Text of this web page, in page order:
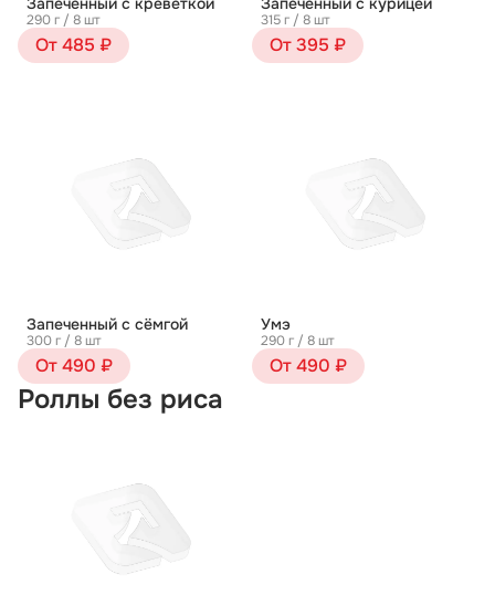
290 г / 8 шт
От 485 ₽
315 г / 8 шт
От 395 ₽
Запеченный с сёмгой
300 г / 8 шт
От 490 ₽
Умэ
290 г / 8 шт
От 490 ₽
Роллы без риса